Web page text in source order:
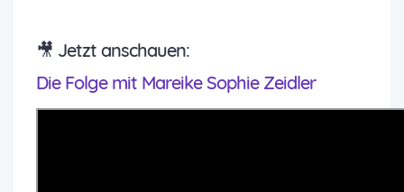
🎥 Jetzt anschauen:
Die Folge mit Mareike Sophie Zeidler